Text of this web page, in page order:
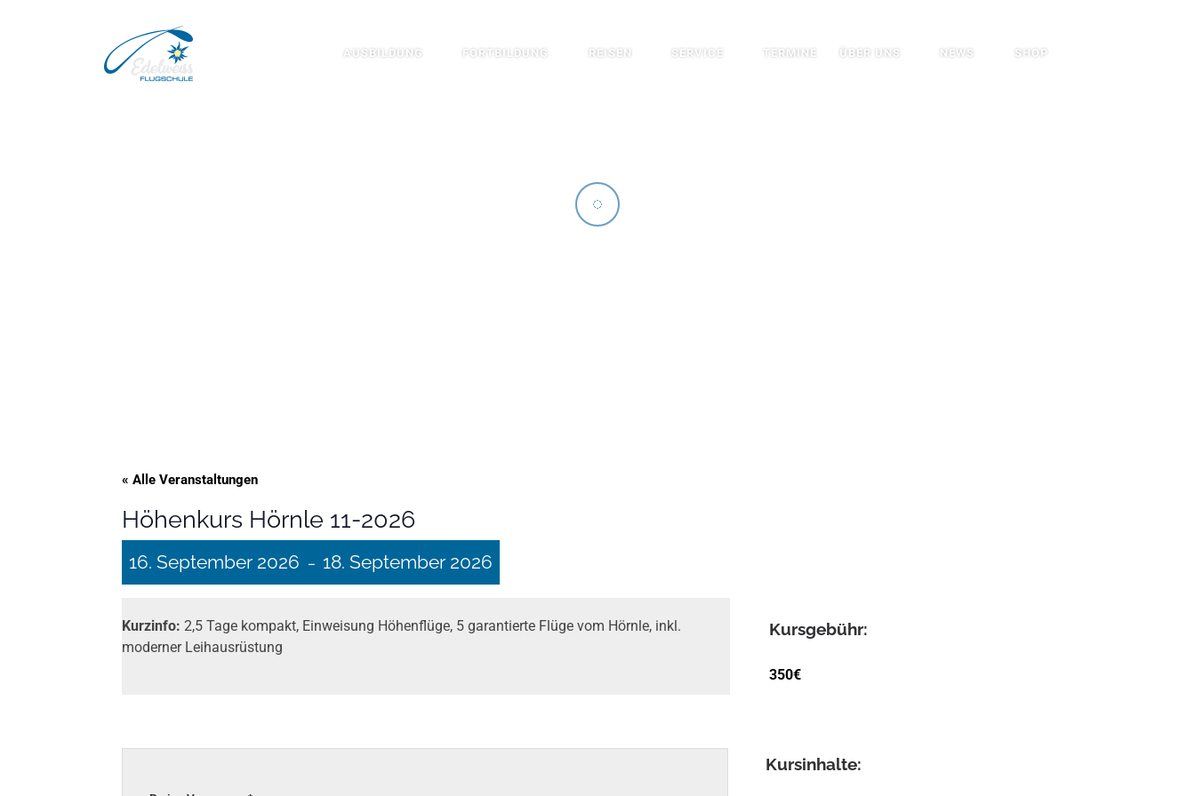
AUSBILDUNG FORTBILDUNG REISEN SERVICE TERMINE ÜBER UNS NEWS SHOP
« Alle Veranstaltungen
Höhenkurs Hörnle 11-2026
16. September 2026 – 18. September 2026
Kurzinfo: 2,5 Tage kompakt, Einweisung Höhenflüge, 5 garantierte Flüge vom Hörnle, inkl.
moderner Leih­ausrüstung
Kurs­gebühr:
350€
Kursinhalte: